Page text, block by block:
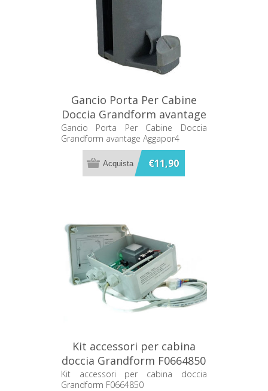
Gancio Porta Per Cabine
Doccia Grandform avantage
Aggapor4
Gancio Porta Per Cabine Doccia
Grandform avantage Aggapor4
€11,90
Kit accessori per cabina
doccia Grandform F0664850
Kit accessori per cabina doccia
Grandform F0664850